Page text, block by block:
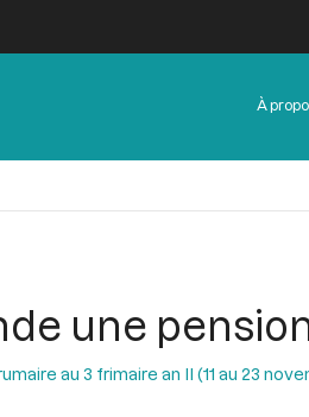
de
À
une
au 3 frimaire an II (11 au 23